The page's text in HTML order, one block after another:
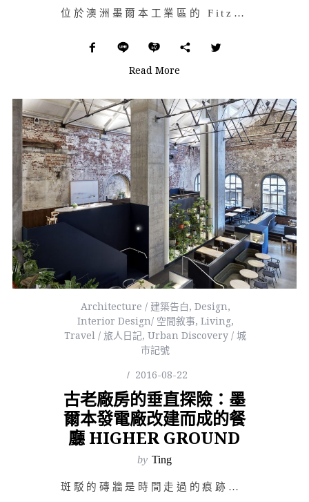
位於澳洲墨爾本工業區的 Fitzroy Loft，在老廠房的基礎上做改造，設計團隊 Architec…
Read More
Architecture / 建築告白, Design,
Interior Design/ 空間敘事, Living,
Travel / 旅人日記,Urban Discovery / 城
市記號
2016-08-22
古老廠房的垂直探險：墨
爾本發電廠改建而成的餐
廳 HIGHER GROUND
by Ting
斑駁的磚牆是時間走過的痕跡，高聳氣派的空間給了設計師得以伸展的舞台，平滑光亮的石材與金屬襯托出磚牆隨…